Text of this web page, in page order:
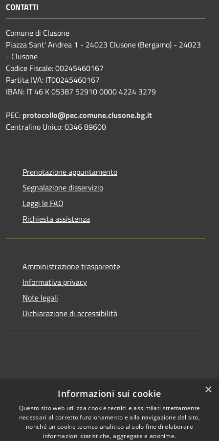
CONTATTI
Comune di Clusone
Piazza Sant' Andrea 1 - 24023 Clusone (Bergamo) - 24023
- Clusone
Codice Fiscale: 00245460167
Partita IVA: IT00245460167
IBAN: IT 46 K 05387 52910 0000 4224 3279
PEC: protocollo@pec.comune.clusone.bg.it
Centralino Unico: 0346 89600
Prenotazione appuntamento
Segnalazione disservizio
Leggi le FAQ
Richiesta assistenza
Amministrazione trasparente
Informativa privacy
Note legali
Dichiarazione di accessibilità
×
Informazioni sui cookie
Questo sito web utilizza cookie tecnici e assimilati strettamente
necessari al corretto funzionamento e alla navigazione del sito,
nonché un cookie tecnico analitico al solo fine di elaborare
informazioni statistiche, aggregate e anonime.